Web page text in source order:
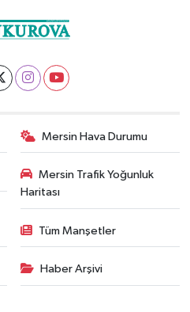
Mersin Hava Durumu
Mersin Trafik Yoğunluk
Haritası
Tüm Manşetler
Haber Arşivi